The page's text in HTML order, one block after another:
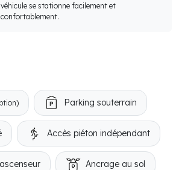
véhicule se stationne facilement et
confortablement.
Parking souterrain
Accès piéton indépendant
Ancrage au sol